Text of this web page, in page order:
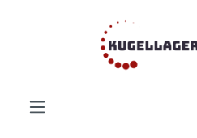
Zum Hauptinhalt springen